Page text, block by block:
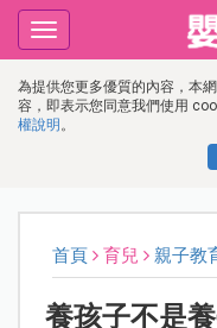
為提供您更多優質的內容，本
容，即表示您同意我們使用
權說明 。
Toggle
navigation
首頁 育兒 親子教
養孩子不是